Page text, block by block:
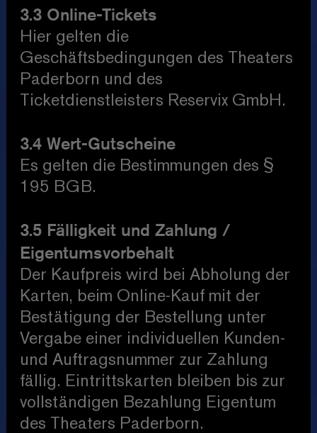
3.3 Online-Tickets
Hier gelten die
Geschäftsbedingungen des Theaters
Paderborn und des
Ticketdienstleisters Reservix GmbH.
3.4 Wert-Gutscheine
Es gelten die Bestimmungen des §
195 BGB.
3.5 Fälligkeit und Zahlung /
Eigentumsvorbehalt
Der Kaufpreis wird bei Abholung der
Karten, beim Online-Kauf mit der
Bestätigung der Bestellung unter
Vergabe einer individuellen Kunden-
und Auftragsnummer zur Zahlung
fällig. Eintrittskarten bleiben bis zur
vollständigen Bezahlung Eigentum
des Theaters Paderborn.